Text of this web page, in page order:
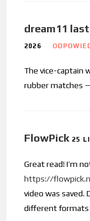
dream11
2026
The vice-captain
rubber matches
FlowPick 25
Great read! I’m
https://
video was saved.
different formats